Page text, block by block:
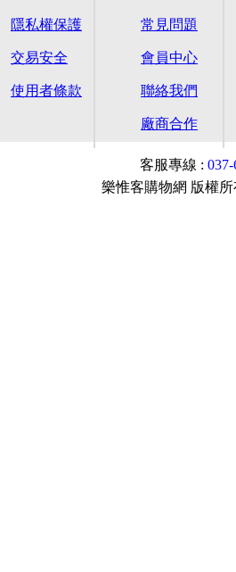
隱私權保護
交易安全
使用者條款
常見問題
會員中心
聯絡我們
廠商合作
客服專線 :
樂惟客購物網 版權所